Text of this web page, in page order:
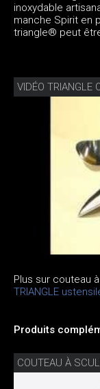
inoxydable
manche Spirit en
triangle® peut
VIDÉO TRIANGLE
Plus sur couteau
TRIANGLE
Produits
COUTEAU À